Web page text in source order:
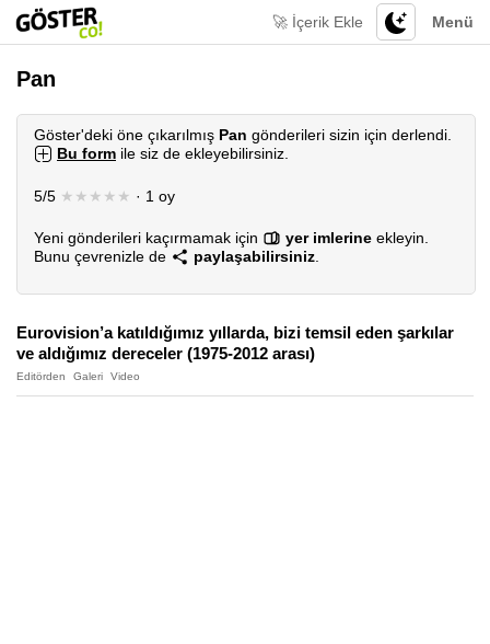
Menü
🚀 İçerik Ekle
Pan
Göster'deki öne çıkarılmış Pan gönderileri sizin için derlendi.
Bu form ile siz de ekleyebilirsiniz.
5/5 ★★★★★ · 1 oy
Yeni gönderileri kaçırmamak için yer imlerine ekleyin.
Bunu çevrenizle de
paylaşabilirsiniz
Eurovision’a katıldığımız yıllarda, bizi temsil eden şarkılar
ve aldığımız dereceler (1975-2012 arası)
Editörden Galeri Video